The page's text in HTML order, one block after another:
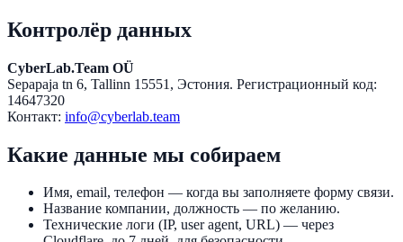
Контролёр данных
CyberLab.Team OÜ
Sepapaja tn 6, Tallinn 15551, Эстония. Регистрационный код:
14647320
Контакт: info@cyberlab.team
Какие данные мы собираем
Имя, email, телефон — когда вы заполняете форму связи.
Название компании, должность — по желанию.
Технические логи (IP, user agent, URL) — через